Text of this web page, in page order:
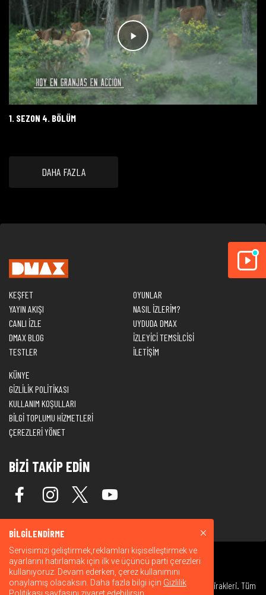
1. SEZON 4. BÖLÜM
DAHA FAZLA
KEŞFET
YAYIN AKIŞI
CANLI İZLE
DMAX BLOG
TESTLER
OYUNLAR
NASIL İZLERİM?
UYDUDA DMAX
İZLEYİCİ TEMSİLCİSİ
İLETİŞİM
KÜNYE
GİZLİLİK POLİTİKASI
KULLANIM KOŞULLARI
BİLGİ TOPLUMU HİZMETLERİ
ÇEREZLERİ YÖNET
BİZİ TAKİP EDİN
© 2026 Warner Bros. Discovery, Inc. veya bağlı kuruluşları ve iştirakleri. Tüm
BİLGİLENDİRME
Servisimizi geliştirmek,reklamları kişiselleştirmek ve
ayarlarını hatırlamak için ilk ve üçüncü parti çerezleri
kullanıyoruz. Devam ederken, çerez kullanımını
onaylamış olacaksın. Daha fazla bilgi için Gizlilik